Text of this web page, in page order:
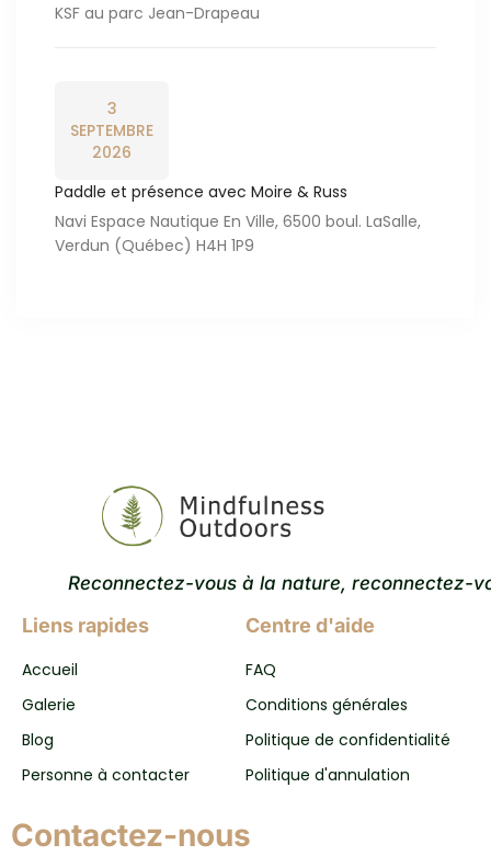
KSF au parc Jean-Drapeau
3
SEPTEMBRE
2026
Paddle et présence avec Moire & Russ
Navi Espace Nautique En Ville, 6500 boul. LaSalle,
Verdun (Québec) H4H 1P9
Reconnectez-vous à la nature, reconnectez-
Liens rapides
Accueil
Galerie
Blog
Personne à contacter
Centre d'aide
FAQ
Conditions générales
Politique de confidentialité
Politique d'annulation
Contactez-nous